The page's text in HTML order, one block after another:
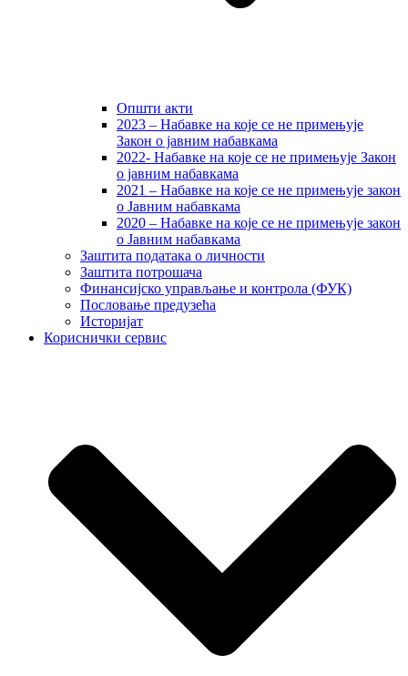
Општи акти
2023 – Набавке на које се не примењује
Закон о јавним набавкама
2022- Набавке на које се не примењује Закон
о јавним набавкама
2021 – Набавке на које се не примењује закон
о Јавним набавкама
2020 – Набавке на које се не примењује закон
о Јавним набавкама
Заштита података о личности
Заштита потрошача
Финансијско управљање и контрола (ФУК)
Пословање предузећа
Историјат
Кориснички сервис